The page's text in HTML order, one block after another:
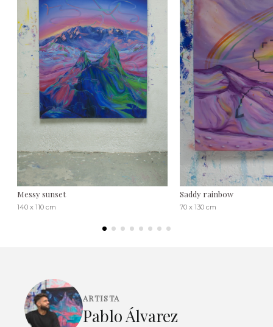
Messy sunset
140 x 110 cm
Saddy rainbow
70 x 130 cm
ARTISTA
Pablo Álvarez